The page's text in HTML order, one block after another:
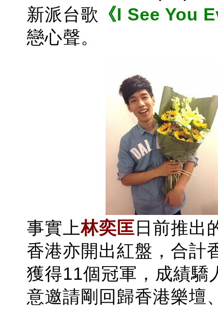
新派台歌 《I See You
戀心聲。
事實上林奕匡 日前推出
香港亦開出紅盤， 合計
獲得11個冠軍，成績驕
意邀請剛回歸香港樂壇